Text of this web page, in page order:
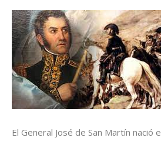
El General José de San Martín nació